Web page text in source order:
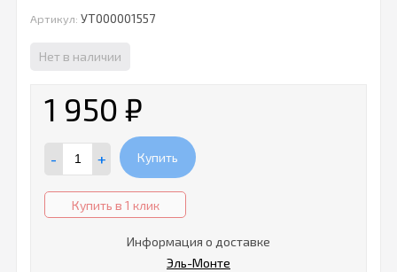
Артикул: УТ000001557
Нет в наличии
1 950 ₽
- + Купить
Купить в 1 клик
Информация о доставке
Эль-Монте